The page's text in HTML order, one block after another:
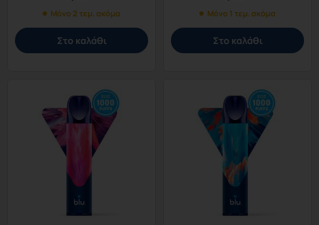
Μόνο 2 τεμ. ακόμα
Στο καλάθι
Μόνο 1 τεμ. ακόμα
Στο καλάθι